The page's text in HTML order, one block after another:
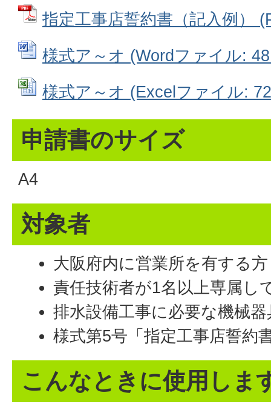
指定工事店誓約書（記入例）
様式ア～オ (Wordファイル:
様式ア～オ (Excelファイル:
申請書のサイズ
A4
対象者
大阪府内に営業所を有する方
責任技術者が1名以上専属し
排水設備工事に必要な機械
様式第5号「指定工事店誓約
こんなときに使用しま